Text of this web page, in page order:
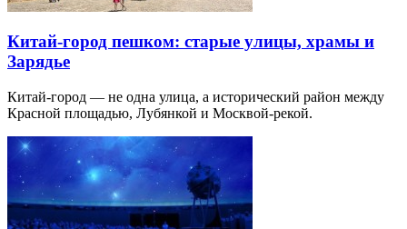
Китай-город пешком: старые улицы, храмы и
Зарядье
Китай-город — не одна улица, а исторический район между
Красной площадью, Лубянкой и Москвой-рекой.